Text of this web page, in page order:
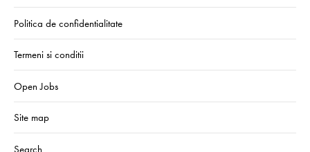
Politica de confidentialitate
Termeni si conditii
Open Jobs
Site map
Search